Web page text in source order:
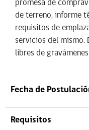
promesa de
de terreno, informe
requisitos de
servicios del mismo.
libres de
Fecha de
Requisitos